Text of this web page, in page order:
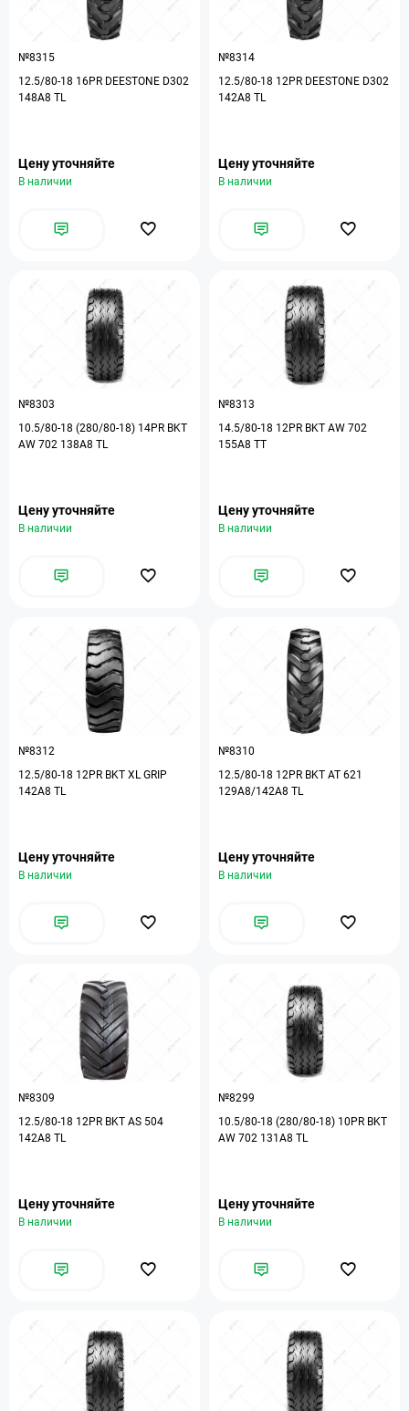
№8315
12.5/80-18 16PR DEESTONE D302
148A8 TL
Цену уточняйте
В наличии
№8314
12.5/80-18 12PR DEESTONE D302
142A8 TL
Цену уточняйте
В наличии
№8303
10.5/80-18 (280/80-18) 14PR BKT
AW 702 138A8 TL
Цену уточняйте
В наличии
№8313
14.5/80-18 12PR BKT AW 702
155A8 TT
Цену уточняйте
В наличии
№8312
12.5/80-18 12PR BKT XL GRIP
142A8 TL
Цену уточняйте
В наличии
№8310
12.5/80-18 12PR BKT AT 621
129A8/142A8 TL
Цену уточняйте
В наличии
№8309
12.5/80-18 12PR BKT AS 504
142A8 TL
Цену уточняйте
В наличии
№8299
10.5/80-18 (280/80-18) 10PR BKT
AW 702 131A8 TL
Цену уточняйте
В наличии